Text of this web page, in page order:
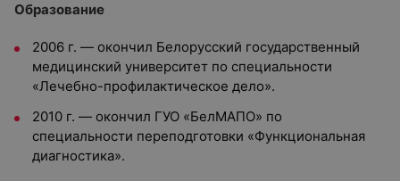
Образование
2006 г. — окончил Белорусский государственный
медицинский университет по специальности
«Лечебно-профилактическое дело».
2010 г. — окончил ГУО «БелМАПО» по
специальности переподготовки «Функциональная
диагностика».